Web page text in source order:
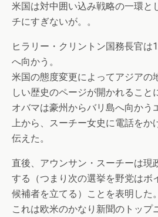
米国は対中囲い込み戦略の一環と
チにすぎないが。。
ヒラリー・クリントン国務長官は
へ向かう。
米国の態度変更によってアジアの
しい歴史のページが開かれること
オバマは豪州からバリ島へ向かう
上から、スーチー女史に電話をか
伝えた。
直後、アウンサン・スーチーは現
する（つまり次の選挙を野党はボ
候補者を立てる）ことを表明した。
これは欧米のかなり新聞のトップ